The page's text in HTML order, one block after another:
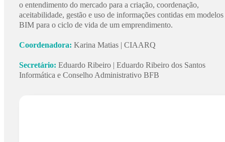
o entendimento do mercado para a criação, coordenação,
aceitabilidade, gestão e uso de informações contidas em modelos
BIM para o ciclo de vida de um emprendimento.
Coordenadora: Karina Matias | CIAARQ
Secretário: Eduardo Ribeiro | Eduardo Ribeiro dos Santos
Informática e Conselho Administrativo BFB